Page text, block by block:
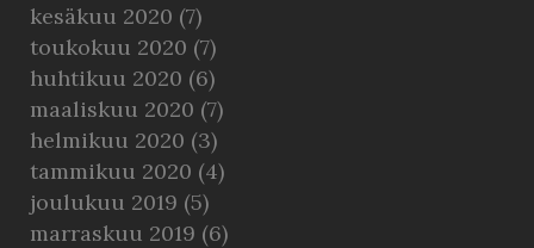
kesäkuu 2020 (7)
toukokuu 2020 (7)
huhtikuu 2020 (6)
maaliskuu 2020 (7)
helmikuu 2020 (3)
tammikuu 2020 (4)
joulukuu 2019 (5)
marraskuu 2019 (6)